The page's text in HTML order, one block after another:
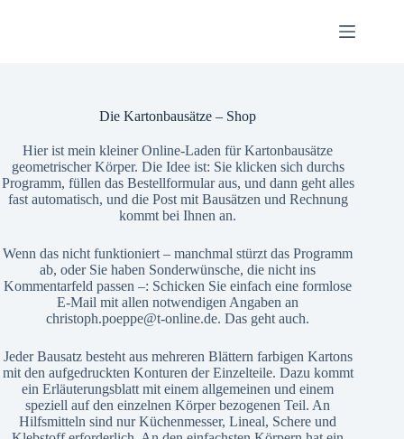
Die Kartonbausätze – Shop
Hier ist mein kleiner Online-Laden für Kartonbausätze
geometrischer Körper. Die Idee ist: Sie klicken sich durchs
Programm, füllen das Bestellformular aus, und dann geht alles
fast automatisch, und die Post mit Bausätzen und Rechnung
kommt bei Ihnen an.
Wenn das nicht funktioniert – manchmal stürzt das Programm
ab, oder Sie haben Sonderwünsche, die nicht ins
Kommentarfeld passen –: Schicken Sie einfach eine formlose
E-Mail mit allen notwendigen Angaben an
christoph.poeppe@t-online.de. Das geht auch.
Jeder Bausatz besteht aus mehreren Blättern farbigen Kartons
mit den aufgedruckten Konturen der Einzelteile. Dazu kommt
ein Erläuterungsblatt mit einem allgemeinen und einem
speziell auf den einzelnen Körper bezogenen Teil. An
Hilfsmitteln sind nur Küchenmesser, Lineal, Schere und